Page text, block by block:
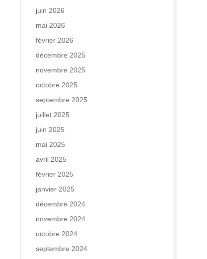
juin 2026
mai 2026
février 2026
décembre 2025
novembre 2025
octobre 2025
septembre 2025
juillet 2025
juin 2025
mai 2025
avril 2025
février 2025
janvier 2025
décembre 2024
novembre 2024
octobre 2024
septembre 2024